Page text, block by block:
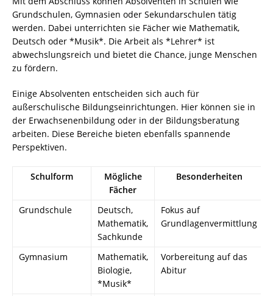
Grundschulen, Gymnasien oder Sekundarschulen tätig
werden. Dabei unterrichten sie Fächer wie Mathematik,
Deutsch oder *Musik*. Die Arbeit als *Lehrer* ist
abwechslungsreich und bietet die Chance, junge Menschen
zu fördern.
Einige Absolventen entscheiden sich auch für
außerschulische Bildungseinrichtungen. Hier können sie in
der Erwachsenenbildung oder in der Bildungsberatung
arbeiten. Diese Bereiche bieten ebenfalls spannende
Perspektiven.
Schulform
Mögliche
Fächer
Besonderheiten
Grundschule
Deutsch,
Mathematik,
Sachkunde
Fokus auf
Grundlagenvermittlung
Gymnasium
Mathematik,
Biologie,
*Musik*
Vorbereitung auf das
Abitur